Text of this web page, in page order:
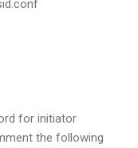
for initiator
the following